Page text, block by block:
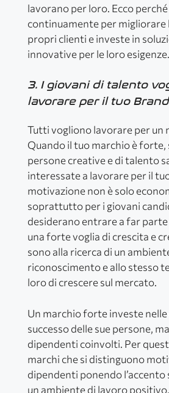
lavorano per loro. Ecco
continuamente per migliorare
propri clienti e investe in
innovative per le loro esigenze.
3. I giovani di talento
lavorare per il tuo Brand
Tutti vogliono lavorare per un
Quando il tuo marchio è forte,
persone creative e di talento
interessate a lavorare per il
motivazione non è solo
soprattutto per i giovani
desiderano entrare a far parte
una forte voglia di crescita e
sono alla ricerca di un
riconoscimento e allo stesso
loro di crescere sul mercato.
Un marchio forte investe nelle
successo delle sue persone,
dipendenti coinvolti. Per
marchi che si distinguono
dipendenti ponendo l’accento
un ambiente di lavoro positivo.